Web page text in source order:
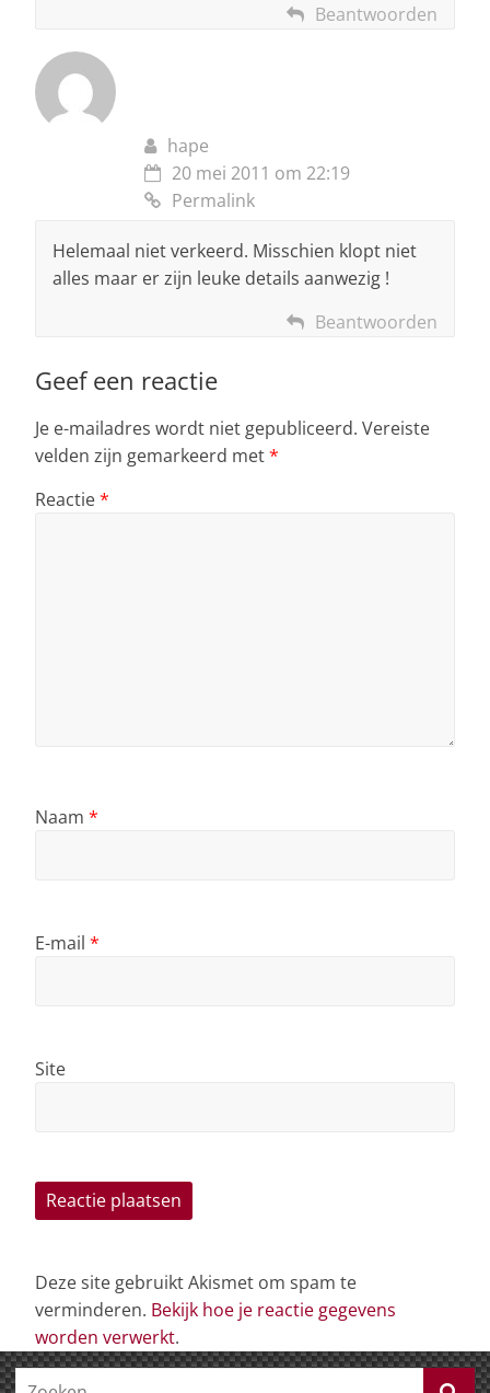
Beantwoorden
hape
20 mei 2011 om 22:19
Permalink
Helemaal niet verkeerd. Misschien klopt niet
alles maar er zijn leuke details aanwezig !
Beantwoorden
Geef een reactie
Je e-mailadres wordt niet gepubliceerd. Vereiste
velden zijn gemarkeerd met*
Reactie*
Naam *
E-mail *
Site
Deze site gebruikt Akismet om spam te
verminderen. Bekijk hoe je reactie gegevens
worden verwerkt.